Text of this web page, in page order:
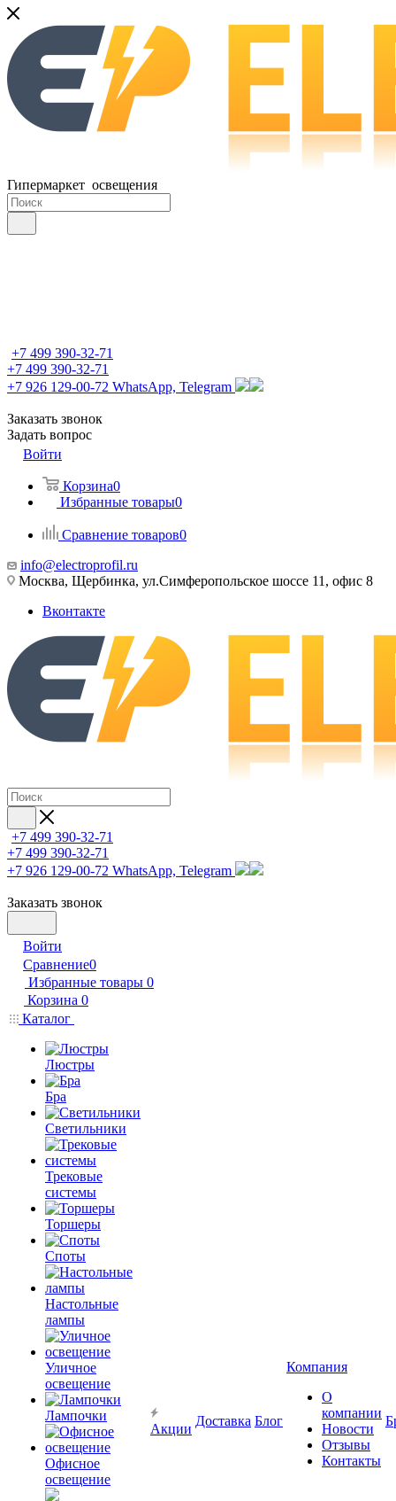
Гипермаркет освещения
+7 499 390-32-71
+7 499 390-32-71
+7 926 129-00-72 WhatsApp, Telegram
Заказать звонок
Задать вопрос
Войти
Корзина0
Избранные товары0
Сравнение товаров0
info@electroprofil.ru
Москва, Щербинка, ул.Симферопольское шоссе 11, офис 8
Вконтакте
+7 499 390-32-71
+7 499 390-32-71
+7 926 129-00-72 WhatsApp, Telegram
Заказать звонок
Войти
Сравнение0
Избранные товары 0
Корзина 0
Каталог
Люстры
Бра
Светильники
Трековые
системы
Торшеры
Споты
Настольные
лампы
Уличное
освещение
Лампочки
Офисное
освещение
Акции
Доставка Блог
Компания
О
компании
Новости
Отзывы
Контакты